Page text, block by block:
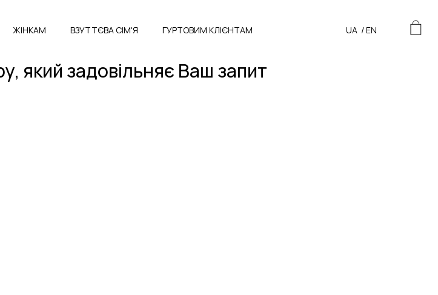
ЖІНКАМ ВЗУТТЄВА СІМ'Я ГУРТОВИМ КЛІЄНТАМ UA /EN
який задовільняє Ваш запит